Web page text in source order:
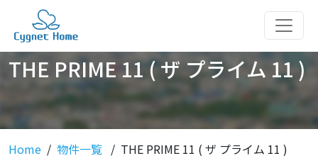
THE PRIME 11 ( ザ プライム 11 )
Home 物件一覧 THE PRIME 11 ( ザ プライム 11 )